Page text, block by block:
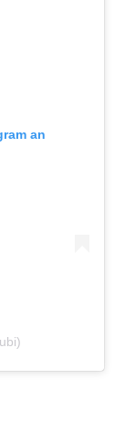
an